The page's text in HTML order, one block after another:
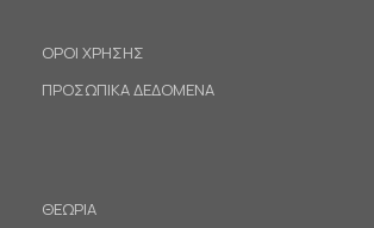
ΟΡΟΙ ΧΡΗΣΗΣ
ΠΡΟΣΩΠΙΚΑ ΔΕΔΟΜΕΝΑ
ΘΕΩΡΙΑ